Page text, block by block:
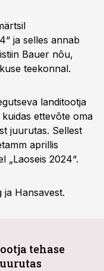
ja selles annab
Bauer nõu,
teekonnal.
landitootja
ettevõte oma
juurutas. Sellest
aprillis
„Laoseis 2024“.
ja Hansavest.
tehase